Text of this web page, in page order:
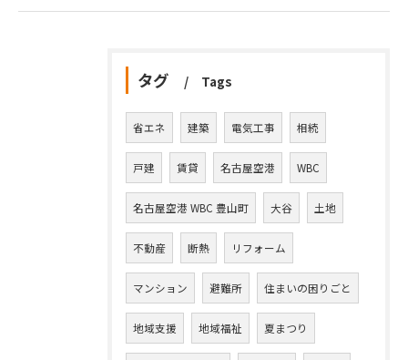
タグ Tags
省エネ 建築 電気工事 相続
戸建 賃貸 名古屋空港 WBC
名古屋空港 WBC 豊山町 大谷 土地
不動産 断熱 リフォーム
マンション 避難所 住まいの困りごと
地域支援 地域福祉 夏まつり